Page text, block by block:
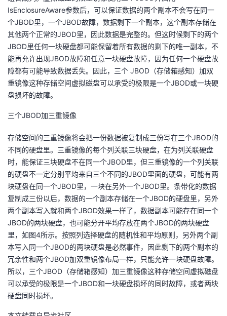
IsEnclosureAware参数后，可以保证数据的两个副本不会写在同一
个JBOD里，一个JBOD故障，数据剩下一个副本，这个副本存储在
其他两个正常的JBOD里，因此数据是完整的。但这时候剩下的两个
JBOD里任何一块硬盘都可能保留着所有数据的剩下的唯一副本，不
能再允许出现JBOD故障和任意一块硬盘故障，因为任何一个硬盘故
障都有可能导致数据丢失。因此，三个 JBOD（存储箱感知）加双
重镜像这种存储空间虚拟磁盘可以承受的极限是一个JBOD或一块硬
盘损坏的故障。
三个JBOD加三重镜像
存储空间的三重镜像将会把一份数据被复制成三份写在三个JBOD的
不同的硬盘里。三重镜像的每个列关联三块硬盘，在为列关联硬盘
时，能保证三块硬盘不在同一个JBOD里，但三重镜像的一个列关联
的硬盘不一定分别平均来自三个不同的JBOD里面的硬盘，可能有两
块硬盘在同一个JBOD里，一块在另外一个JBOD里。条带化的数据
复制成三份以后，数据的一个副本存储在一个JBOD的硬盘里，另外
两个副本写入就和两个JBOD效果一样了，数据副本可能存在同一个
JBOD的两块硬盘，也可能分开平均存放在两个JBOD的两块硬盘
里，如图4所示。按照列选择硬盘的随机性和平均原则，另外两个副
本写入同一个JBOD的两块硬盘是必然事件，因此剩下的两个副本的
冗余性和两个JBOD加双重镜像布局一样，只能允许一块硬盘故障。
所以，三个JBOD（存储箱感知）加三重镜像这种存储空间虚拟磁盘
可以承受的极限是一个JBOD和一块硬盘损坏的同时故障，或者两块
硬盘同时损坏。